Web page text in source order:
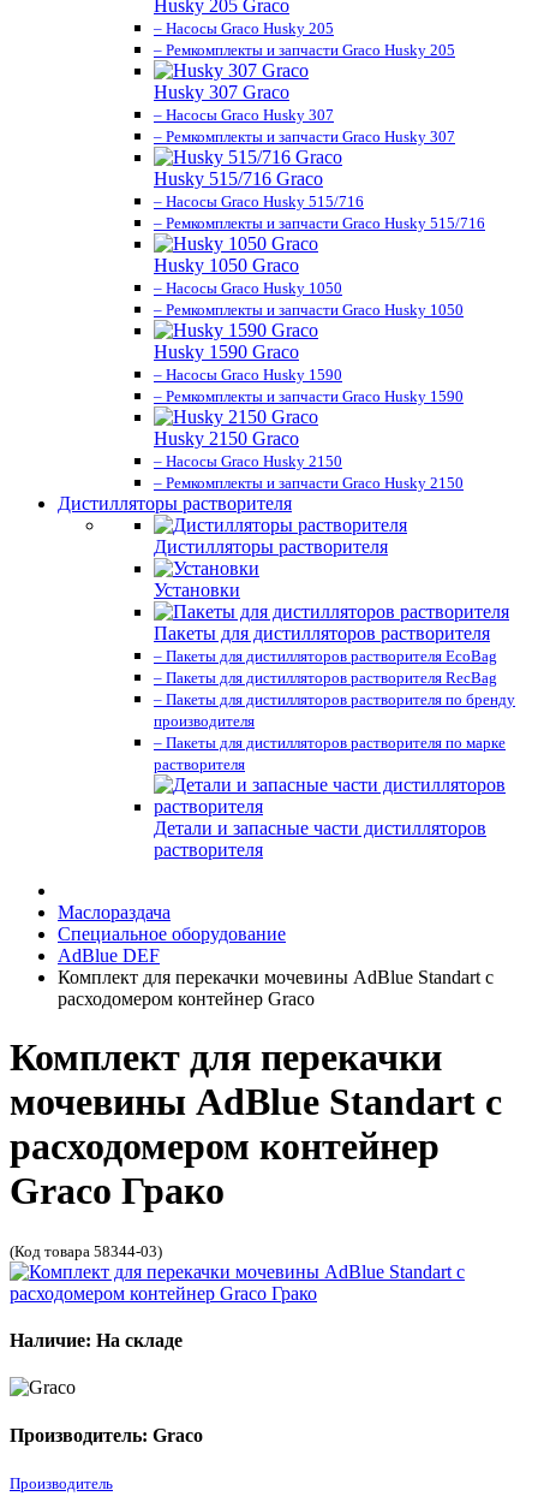
Husky 205 Graco
– Насосы Graco Husky 205
– Ремкомплекты и запчасти Graco Husky 205
Husky 307 Graco
– Насосы Graco Husky 307
– Ремкомплекты и запчасти Graco Husky 307
Husky 515/716 Graco
– Насосы Graco Husky 515/716
– Ремкомплекты и запчасти Graco Husky 515/716
Husky 1050 Graco
– Насосы Graco Husky 1050
– Ремкомплекты и запчасти Graco Husky 1050
Husky 1590 Graco
– Насосы Graco Husky 1590
– Ремкомплекты и запчасти Graco Husky 1590
Husky 2150 Graco
– Насосы Graco Husky 2150
– Ремкомплекты и запчасти Graco Husky 2150
Дистилляторы растворителя
Дистилляторы растворителя
Установки
Пакеты для дистилляторов растворителя
– Пакеты для дистилляторов растворителя EcoBag
– Пакеты для дистилляторов растворителя RecBag
– Пакеты для дистилляторов растворителя по бренду
производителя
– Пакеты для дистилляторов растворителя по марке
растворителя
Детали и запасные части дистилляторов
растворителя
Маслораздача
Специальное оборудование
AdBlue DEF
Комплект для перекачки мочевины AdBlue Standart с
расходомером контейнер Graco
Комплект для перекачки
мочевины AdBlue Standart с
расходомером контейнер
Graco Грако
(Код товара 58344-03)
Наличие: На складе
Производитель: Graco
Производитель